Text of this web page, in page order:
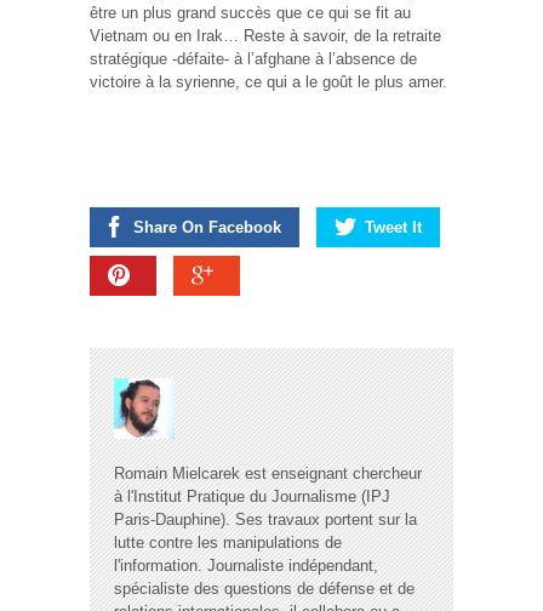
être un plus grand succès que ce qui se fit au
Vietnam ou en Irak… Reste à savoir, de la retraite
stratégique -défaite- à l’afghane à l’absence de
victoire à la syrienne, ce qui a le goût le plus amer.
Share On Facebook Tweet It
Romain Mielcarek est enseignant chercheur
à l'Institut Pratique du Journalisme (IPJ
Paris-Dauphine). Ses travaux portent sur la
lutte contre les manipulations de
l'information. Journaliste indépendant,
spécialiste des questions de défense et de